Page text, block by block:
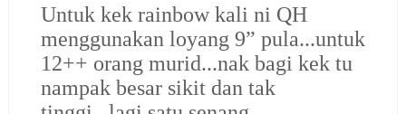
Untuk kek rainbow kali ni QH
menggunakan loyang 9” pula...untuk
12++ orang murid...nak bagi kek tu
nampak besar sikit dan tak